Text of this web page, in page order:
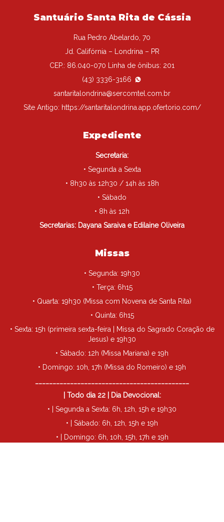
Santuário Santa Rita de Cássia
Rua Pedro Abelardo, 70
Jd. Califórnia – Londrina – PR
CEP.: 86.040-070 Linha de ônibus: 201
(43) 3336-3166
santaritalondrina@sercomtel.com.br
Site Antigo: https://santaritalondrina.app.ofertorio.com/
Expediente
Secretaria:
• Segunda a Sexta
• 8h30 às 12h30 / 14h às 18h
• Sábado
• 8h às 12h
Secretarias: Dayana Saraiva e Edilaine Oliveira
Missas
• Segunda: 19h30
• Terça: 6h15
• Quarta: 19h30 (Missa com Novena de Santa Rita)
• Quinta: 6h15
• Sexta: 15h (primeira sexta-feira | Missa do Sagrado Coração de
Jesus) e 19h30
• Sábado: 12h (Missa Mariana) e 19h
• Domingo: 10h, 17h (Missa do Romeiro) e 19h
| Todo dia 22 | Dia Devocional:
• | Segunda a Sexta: 6h, 12h, 15h e 19h30
• | Sábado: 6h, 12h, 15h e 19h
• | Domingo: 6h, 10h, 15h, 17h e 19h